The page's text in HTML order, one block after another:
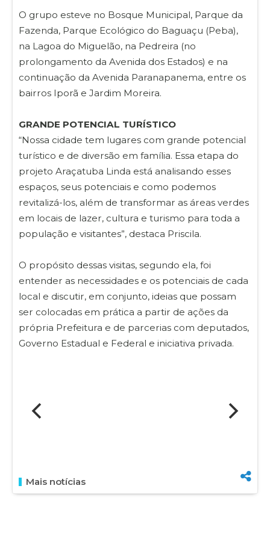
O grupo esteve no Bosque Municipal, Parque da
Fazenda, Parque Ecológico do Baguaçu (Peba),
na Lagoa do Miguelão, na Pedreira (no
prolongamento da Avenida dos Estados) e na
continuação da Avenida Paranapanema, entre os
bairros Iporã e Jardim Moreira.
GRANDE POTENCIAL TURÍSTICO
“Nossa cidade tem lugares com grande potencial
turístico e de diversão em família. Essa etapa do
projeto Araçatuba Linda está analisando esses
espaços, seus potenciais e como podemos
revitalizá-los, além de transformar as áreas verdes
em locais de lazer, cultura e turismo para toda a
população e visitantes”, destaca Priscila.
O propósito dessas visitas, segundo ela, foi
entender as necessidades e os potenciais de cada
local e discutir, em conjunto, ideias que possam
ser colocadas em prática a partir de ações da
própria Prefeitura e de parcerias com deputados,
Governo Estadual e Federal e iniciativa privada.
Mais notícias